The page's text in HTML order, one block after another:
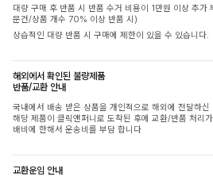
대량 구매 후 반품 시 반품 수거 비용이 1만원 이상 추
문건/상품 개수 70% 이상 반품 시)
상습적인 대량 반품 시 구매에 제한이 있을 수 있습니다.
해외에서 확인된 불량제품
반품/교환 안내
국내에서 배송 받은 상품을 개인적으로 해외에 전달하신
해당 제품이 클릭앤퍼니로 도착된 후에 교환/반품 처리
배비에 한해서 운송비를 부담 합니다
교환운임 안내